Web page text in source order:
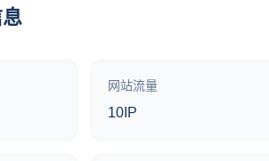
网站流量
10IP